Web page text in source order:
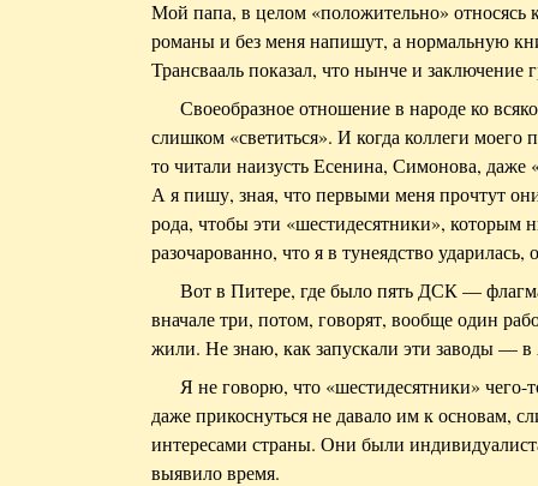
Мой папа, в целом «положительно» относясь
романы и без меня напишут, а нормальную
Трансвааль показал, что нынче и заключение
Своеобразное отношение в народе ко
слишком «светиться». И когда коллеги
то читали наизусть Есенина, Симонова,
А я пишу, зная, что первыми меня прочтут
рода, чтобы эти «шестидесятники», которым
разочарованно, что я в тунеядство
Вот в Питере, где было пять ДСК —
вначале три, потом, говорят, вообще один
жили. Не знаю, как запускали эти заводы — в
Я не говорю, что «шестидесятники»
даже прикоснуться не давало им к основам,
интересами страны. Они были
выявило время.